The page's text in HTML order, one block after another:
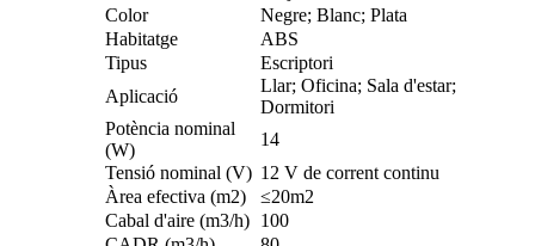
Color
Negre; Blanc; Plata
Habitatge
ABS
Tipus
Escriptori
Aplicació
Llar; Oficina; Sala d'estar;
Dormitori
Potència nominal
(W)
14
Tensió nominal (V) 12 V de corrent continu
Àrea efectiva (m2)
≤20m2
Cabal d'aire (m3/h) 100